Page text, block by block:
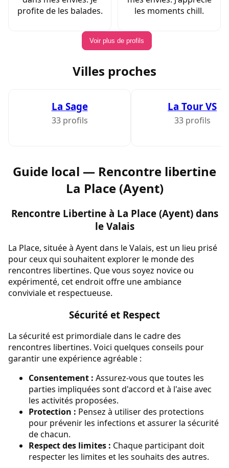
profite de les balades.
les moments chill.
Voir plus de profils
Villes proches
La Sage
33 profils
La Tour VS
33 profils
Guide local — Rencontre libertine
La Place (Ayent)
Rencontre Libertine à La Place (Ayent) dans
le Valais
La Place, située à Ayent dans le Valais, est un lieu prisé
pour ceux qui souhaitent explorer le monde des
rencontres libertines. Que vous soyez novice ou
expérimenté, cet endroit offre une ambiance
conviviale et respectueuse.
Sécurité et Respect
La sécurité est primordiale dans le cadre des
rencontres libertines. Voici quelques conseils pour
garantir une expérience agréable :
Consentement : Assurez-vous que toutes les
parties impliquées sont d'accord et à l'aise avec
les activités proposées.
Protection : Pensez à utiliser des protections
pour prévenir les infections et assurer la sécurité
de chacun.
Respect des limites : Chaque participant doit
respecter les limites et les souhaits des autres.